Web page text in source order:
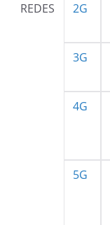
REDES
2G
3G
4G
5G